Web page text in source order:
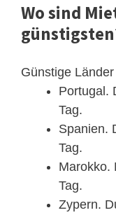
Wo sind
Günstige
Portugal.
Tag.
Spanien.
Tag.
Marokko.
Tag.
Zypern.